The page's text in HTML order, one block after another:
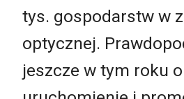
tys. gospodarstw w
optycznej.
jeszcze w tym roku